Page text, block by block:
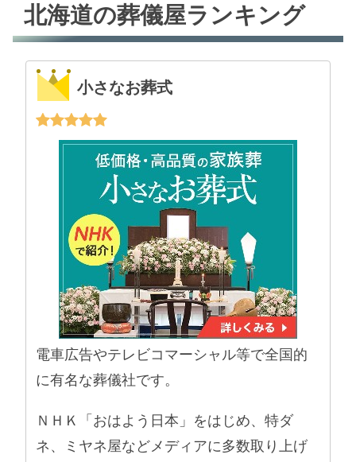
北海道の葬儀屋ランキング
小さなお葬式
電車広告やテレビコマーシャル等で全国的
に有名な葬儀社です。
ＮＨＫ「おはよう日本」をはじめ、特ダ
ネ、ミヤネ屋などメディアに多数取り上げ